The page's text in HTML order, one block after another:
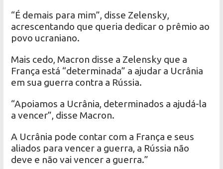
“É demais para mim”, disse Zelensky,
acrescentando que queria dedicar o prêmio ao
povo ucraniano.
Mais cedo, Macron disse a Zelensky que a
França está “determinada” a ajudar a Ucrânia
em sua guerra contra a Rússia.
“Apoiamos a Ucrânia, determinados a ajudá-la
a vencer”, disse Macron.
A Ucrânia pode contar com a França e seus
aliados para vencer a guerra, a Rússia não
deve e não vai vencer a guerra.”